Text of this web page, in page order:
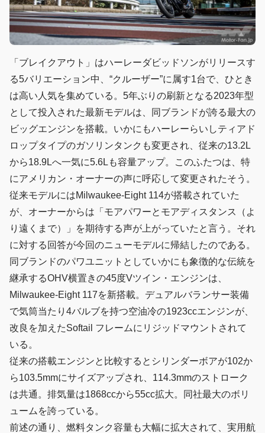
「ブレイクアウト」はハーレーダビッドソンがリリースす
る5バリエーション中、“クルーザー”に属す1台で、ひとき
は高い人気を集めている。5年ぶりの刷新となる2023年型
として投入された最新モデルは、同ブランドが誇る最大の
ビッグエンジンを搭載。いかにもハーレーらいしティアド
ロップタイプのガソリンタンクも変更され、従来の13.2L
から18.9Lへ一気に5.6Lも容量アップ。このふたつは、特
にアメリカン・オーナーの声に呼応して変更されたそう。
従来モデルにはMilwaukee-Eight 114が搭載されていた
が、オーナーからは「モアパワーとモアディスタンス（よ
り遠くまで）」を期待する声が上がっていたと言う。それ
に対する回答が今回のニューモデルに帰結したのである。
同ブランドのパワユニットとしていかにも象徴的な伝統を
継承するOHV横置きの45度Vツイン・エンジンは、
Milwaukee-Eight 117を新搭載。デュアルバランサー装備
で気筒当たり4バルブを持つ空油冷の1923ccエンジンが、
改良を加えたSoftail フレームにリジッドマウントされて
いる。
従来の搭載エンジンと比較するとシリンダーボアが102か
ら103.5mmにサイズアップされ、114.3mmのストローク
は共通。排気量は1868ccから55cc拡大。同社最大のボリ
ュームを誇っている。
前述の通り、燃料タンク容量も大幅に拡大されて、実用航